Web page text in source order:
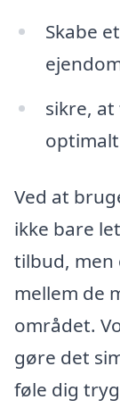
Skabe
sikre,
Ved at
ikke bare
tilbud, men
mellem de
området.
gøre det
føle dig